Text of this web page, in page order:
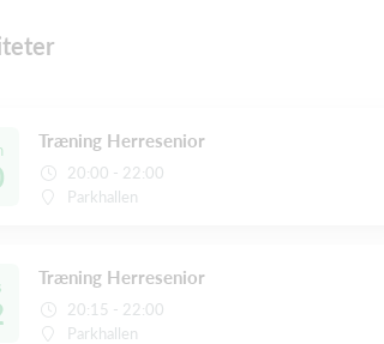
Træning Herresenior
20:00 - 22:00
Parkhallen
Træning Herresenior
20:15 - 22:00
Parkhallen